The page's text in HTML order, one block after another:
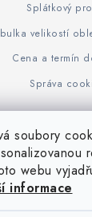
soubory
webu
informace
Splátkový
velikostí
Cena a termín
Správa
Výrobce